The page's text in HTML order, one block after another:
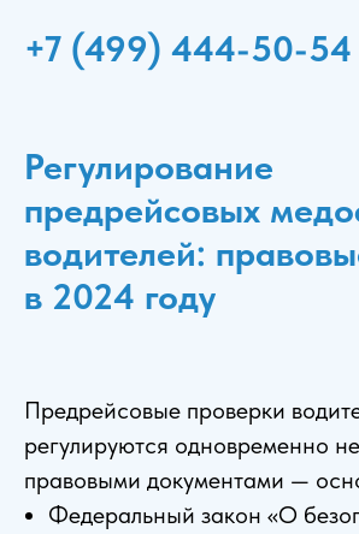
+7 (499) 444-50-54
Регулирование
предрейсовых
водителей:
в 2024 году
Предрейсовые проверки
регулируются одновременно
правовыми документами —
Федеральный закон «О